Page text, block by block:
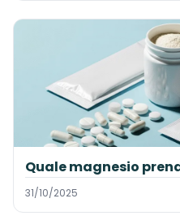
Quale magnesio
31/10/2025